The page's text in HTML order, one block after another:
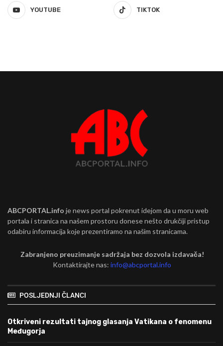
YOUTUBE TIKTOK
ABCPORTAL.info je news portal pokrenut idejom da u moru web
portala i stranica na našem prostoru donese nešto drukčiji pristup
odabiru informacija koje prezentiramo na našim stranicama.
Zabranjeno preuzimanje sadržaja bez dozvola izdavača!
Kontaktirajte nas:info@abcportal.info
POSLJEDNJI ČLANCI
Otkriveni rezultati tajnog glasanja Vatikana o fenomenu
Međugorja